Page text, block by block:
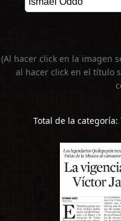
(Al hacer click en la imagen
al hacer click en el título
Total de la